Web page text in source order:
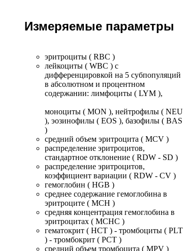
Измеряемые параметры
эритроциты ( RBC )
лейкоциты ( WBC ) с
дифференцировкой на 5 субпопуляций
в абсолютном и процентном
содержании: лимфоциты ( LYM ),
моноциты ( МОN ), нейтрофилы ( NEU
), эозинофилы ( EOS ), базофилы ( BAS
)
средний объем эритроцита ( MCV )
распределение эритроцитов,
стандартное отклонение ( RDW - SD )
распределение эритроцитов,
коэффициент вариации ( RDW - CV )
гемоглобин ( HGB )
среднее содержание гемоглобина в
эритроците ( MCH )
средняя концентрация гемоглобина в
эритроцитах ( MCHC )
гематокрит ( HCT ) - тромбоциты ( PLT
) - тромбокрит ( PCT )
средний объем тромбоцита ( MPV )